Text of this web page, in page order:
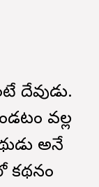
దేవుడు.
వల్ల
అనే
కథనం